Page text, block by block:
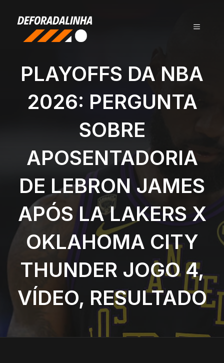
conteúdo
MENU
PLAYOFFS DA NBA
2026: PERGUNTA
SOBRE
APOSENTADORIA
DE LEBRON JAMES
APÓS LA LAKERS X
OKLAHOMA CITY
THUNDER JOGO 4,
VÍDEO, RESULTADO